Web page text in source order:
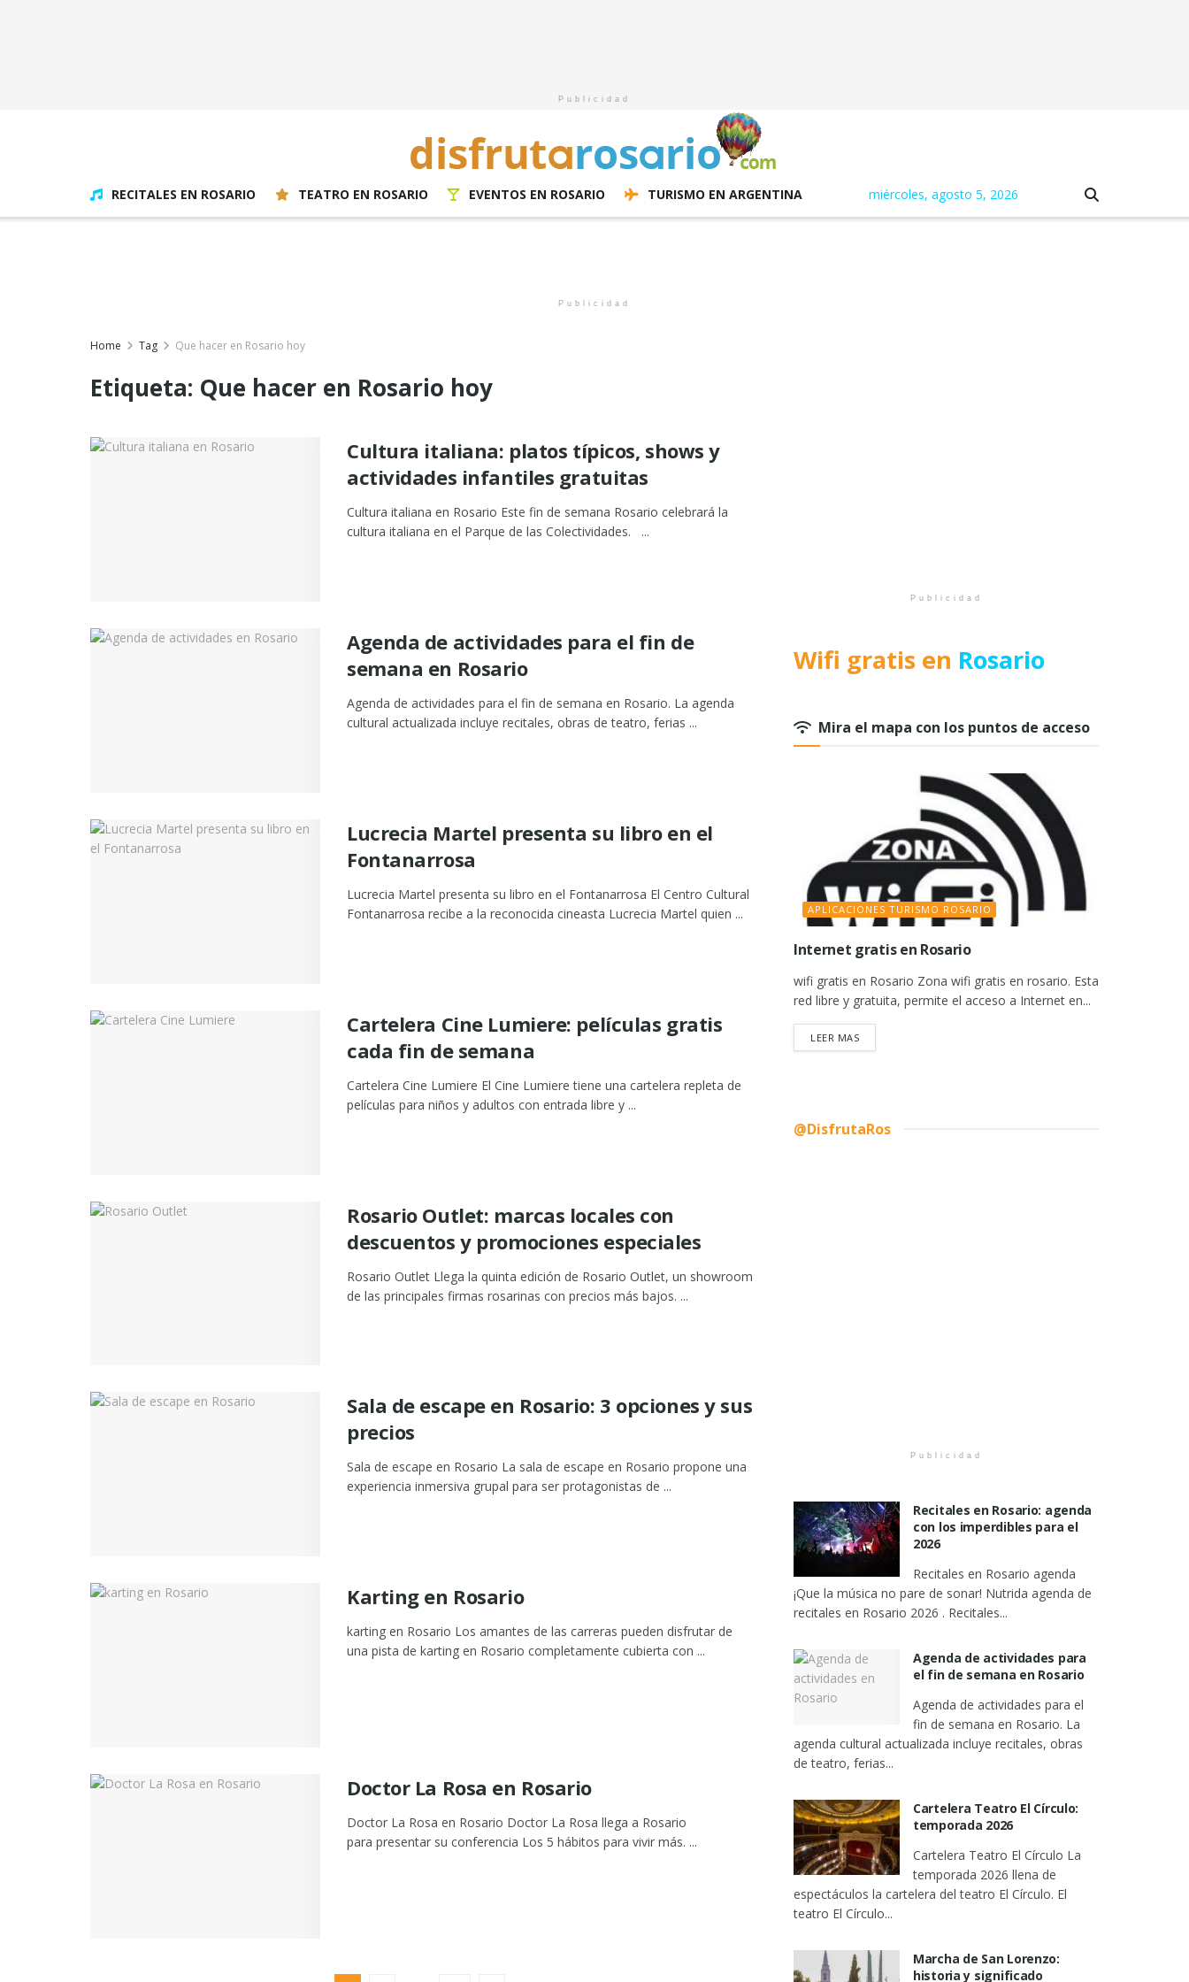
Publicidad
RECITALES EN ROSARIO TEATRO EN ROSARIO EVENTOS EN ROSARIO TURISMO EN ARGENTINA miércoles, agosto 5, 2026
Publicidad
Home Tag Que hacer en Rosario hoy
Etiqueta: Que hacer en Rosario hoy
Cultura italiana: platos típicos, shows y
actividades infantiles gratuitas
Cultura italiana en Rosario Este fin de semana Rosario celebrará la
cultura italiana en el Parque de las Colectividades. ...
Agenda de actividades para el fin de
semana en Rosario
Agenda de actividades para el fin de semana en Rosario. La agenda
cultural actualizada incluye recitales, obras de teatro, ferias ...
Lucrecia Martel presenta su libro en el
Fontanarrosa
Lucrecia Martel presenta su libro en el Fontanarrosa El Centro Cultural
Fontanarrosa recibe a la reconocida cineasta Lucrecia Martel quien ...
Cartelera Cine Lumiere: películas gratis
cada fin de semana
Cartelera Cine Lumiere El Cine Lumiere tiene una cartelera repleta de
películas para niños y adultos con entrada libre y ...
Rosario Outlet: marcas locales con
descuentos y promociones especiales
Rosario Outlet Llega la quinta edición de Rosario Outlet, un showroom
de las principales firmas rosarinas con precios más bajos. ...
Sala de escape en Rosario: 3 opciones y sus
precios
Sala de escape en Rosario La sala de escape en Rosario propone una
experiencia inmersiva grupal para ser protagonistas de ...
Karting en Rosario
karting en Rosario Los amantes de las carreras pueden disfrutar de
una pista de karting en Rosario completamente cubierta con ...
Doctor La Rosa en Rosario
Doctor La Rosa en Rosario Doctor La Rosa llega a Rosario
para presentar su conferencia Los 5 hábitos para vivir más. ...
Publicidad
Wifi gratis en Rosario
Mira el mapa con los puntos de acceso
APLICACIONES TURISMO ROSARIO
Internet gratis en Rosario
wifi gratis en Rosario Zona wifi gratis en rosario. Esta
red libre y gratuita, permite el acceso a Internet en...
LEER MASDETAILS
@DisfrutaRos
Publicidad
Recitales en Rosario: agenda
con los imperdibles para el
2026
Recitales en Rosario agenda
¡Que la música no pare de sonar! Nutrida agenda de
recitales en Rosario 2026 . Recitales...
Agenda de actividades para
el fin de semana en Rosario
Agenda de actividades para el
fin de semana en Rosario. La
agenda cultural actualizada incluye recitales, obras
de teatro, ferias...
Cartelera Teatro El Círculo:
temporada 2026
Cartelera Teatro El Círculo La
temporada 2026 llena de
espectáculos la cartelera del teatro El Círculo. El
teatro El Círculo...
Marcha de San Lorenzo:
historia y significado